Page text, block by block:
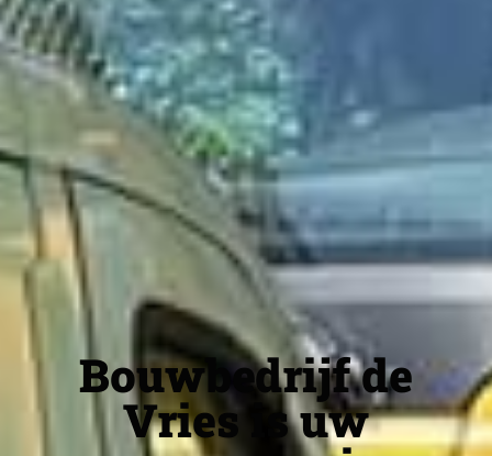
Bouwbedrijf de
Vries is uw